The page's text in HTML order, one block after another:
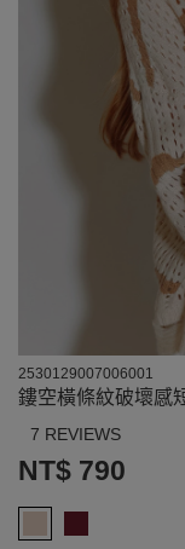
2530129007006001
鏤空橫條紋破壞感
7 REVIEWS
NT$ 790